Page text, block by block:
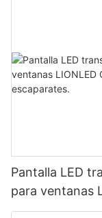
Pantalla LED
para ventanas
publicidad en